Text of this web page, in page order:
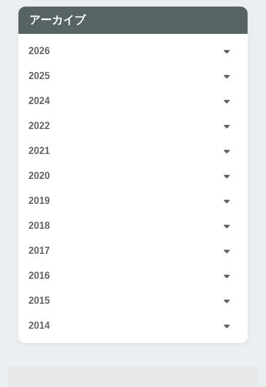
アーカイブ
2026
2025
2024
2022
2021
2020
2019
2018
2017
2016
2015
2014